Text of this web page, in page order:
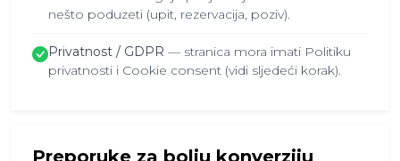
nešto poduzeti (upit, rezervacija, poziv).
Privatnost / GDPR — stranica mora imati Politiku
privatnosti i Cookie consent (vidi sljedeći korak).
Preporuke za bolju konverziju